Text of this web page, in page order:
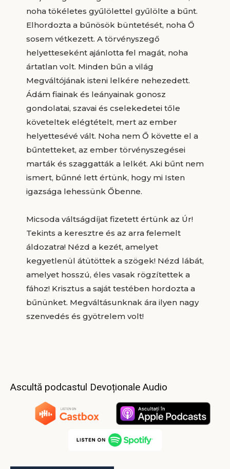
noha tökéletes gyűlölettel gyűlölte a bűnt.
Elhordozta a bűnösök büntetését, noha Ő
sosem vétkezett. A törvényszegő
helyetteseként ajánlotta fel magát, noha
ártatlan volt. Minden bűn a világ
Megváltójának isteni lelkére nehezedett.
Ádám fiainak és leányainak gonosz
gondolatai, szavai és cselekedetei tőle
követeltek elégtételt, mert az ember
helyettesévé vált. Noha nem Ő követte el a
bűntetteket, az ember törvényszegései
marták és szaggatták a lelkét. Aki bűnt nem
ismert, bűnné lett értünk, hogy mi Isten
igazsága lehessünk Őbenne.
Micsoda váltságdíjat fizetett értünk az Úr!
Tekints a keresztre és az arra felemelt
áldozatra! Nézd a kezét, amelyet
kegyetlenül átütöttek a szögek! Nézd lábát,
amelyet hosszú, éles vasak rögzítettek a
fához! Krisztus a saját testében hordozta a
bűnünket. Megváltásunknak ára ilyen nagy
szenvedés és gyötrelem volt!
Ascultă podcastul Devoționale Audio